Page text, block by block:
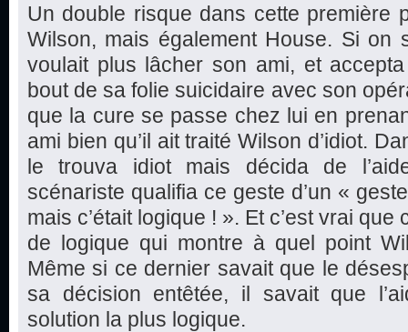
Un double risque dans cette première
Wilson, mais également House. Si on
voulait plus lâcher son ami, et
bout de sa folie suicidaire avec son
que la cure se passe chez lui en
ami bien qu’il ait traité Wilson d’idiot.
le trouva idiot mais décida de
scénariste qualifia ce geste d’un «
mais c’était logique ! ». Et c’est vrai que
de logique qui montre à quel point
Même si ce dernier savait que le
sa décision entêtée, il savait que
solution la plus logique.